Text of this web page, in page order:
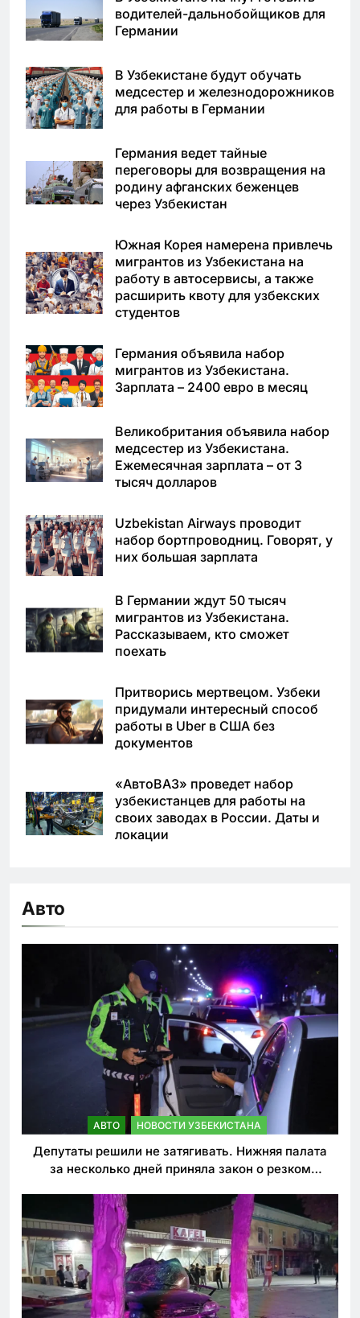
водителей-дальнобойщиков для
Германии
В Узбекистане будут обучать
медсестер и железнодорожников
для работы в Германии
Германия ведет тайные
переговоры для возвращения на
родину афганских беженцев
через Узбекистан
Южная Корея намерена привлечь
мигрантов из Узбекистана на
работу в автосервисы, а также
расширить квоту для узбекских
студентов
Германия объявила набор
мигрантов из Узбекистана.
Зарплата – 2400 евро в месяц
Великобритания объявила набор
медсестер из Узбекистана.
Ежемесячная зарплата – от 3
тысяч долларов
Uzbekistan Airways проводит
набор бортпроводниц. Говорят, у
них большая зарплата
В Германии ждут 50 тысяч
мигрантов из Узбекистана.
Рассказываем, кто сможет
поехать
Притворись мертвецом. Узбеки
придумали интересный способ
работы в Uber в США без
документов
«АвтоВАЗ» проведет набор
узбекистанцев для работы на
своих заводах в России. Даты и
локации
Авто
АВТО НОВОСТИ УЗБЕКИСТАНА
Депутаты решили не затягивать. Нижняя палата
за несколько дней приняла закон о резком